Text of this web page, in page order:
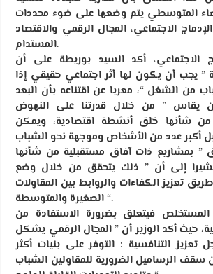
المتوسطي يتم وضعها على ضوء محددات
الاجتماعي، المجال الرقمي والاقتصاد
المستدام.
الاجتماعي، أكد السيد بوريطة على أن
” يجب أن يكون لها أثر اجتماعي حقيقي إذا
من الشغل “، معربا عن اقتناعه بأن البعد
يقاس ” من خلال قدرتنا على النهوض
شأنها خلق أنشطة اقتصادية، ويمكن
” بمشاريع ذات آفاق مستقبلية من شأنها
إلى أن ” ذلك يتحقق من خلال وضع
تعزيز الكفاءات والروابط بين المقاولات
الصغيرة والمتوسطة “.
المستخلص فيتعلق بضرورة الاستفادة من
حيث أكد الوزير أن ” المجال الرقمي يشكل
تعزيز التنافسية : التوفر على بنيات أكثر
الرساميل الضرورية للمقاولين الشباب